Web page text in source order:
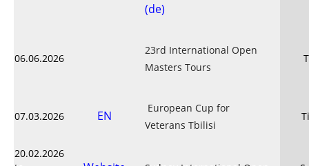
(de)
06.06.2026
23rd International Open
Masters Tours
07.03.2026 EN
European Cup for
Veterans Tbilisi
20.02.2026